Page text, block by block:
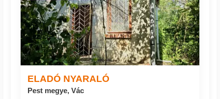
ELADÓ NYARALÓ
Pest megye, Vác